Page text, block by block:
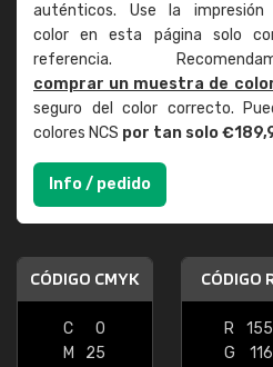
auténticos. Use la impresión
color en esta página solo
referencia.
comprar un muestra de
seguro del color correcto.
colores NCS por tan solo
Info / pedido
CÓDIGO CMYK
C
0
M
25
CÓDIGO
R
155
G
116